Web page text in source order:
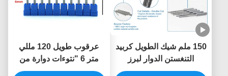
150 ملم شيك الطويل كربيد
التنغستن الدوار لبرز
المعالجة حفرة القفل العميق
عرقوب طويل 120 مللي
متر 6 "نتوءات دوارة من
كربيد التنجستن قطع